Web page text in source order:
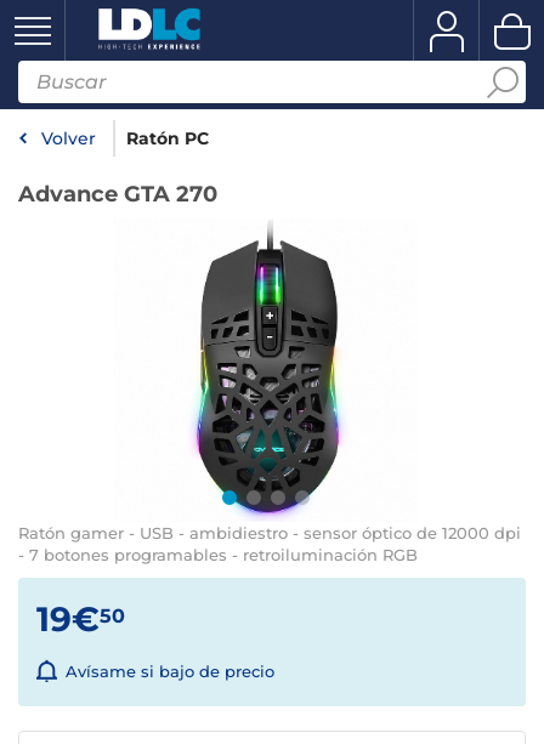
Volver Ratón PC
Advance GTA 270
Ratón gamer - USB - ambidiestro - sensor óptico de 12000 dpi
- 7 botones programables - retroiluminación RGB
19€50
Avísame si bajo de precio